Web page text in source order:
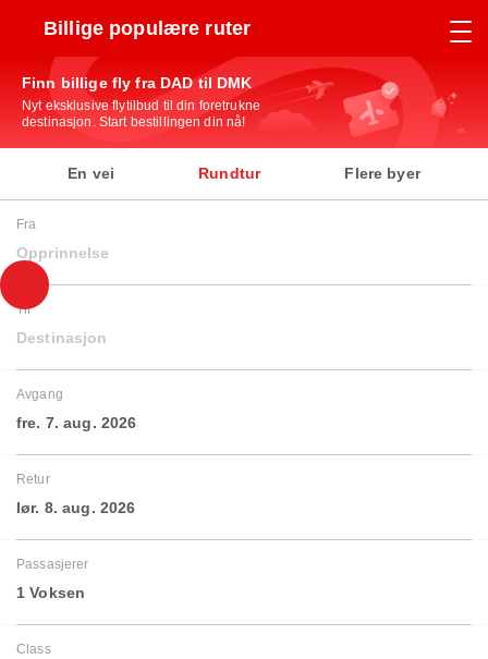
Billige populære ruter
Finn billige fly fra DAD til DMK
Nyt eksklusive flytilbud til din foretrukne
destinasjon. Start bestillingen din nå!
En vei Rundtur Flere byer
Fra
Opprinnelse
Til
Destinasjon
Avgang
fre. 7. aug. 2026
Retur
lør. 8. aug. 2026
Passasjerer
1 Voksen
Class